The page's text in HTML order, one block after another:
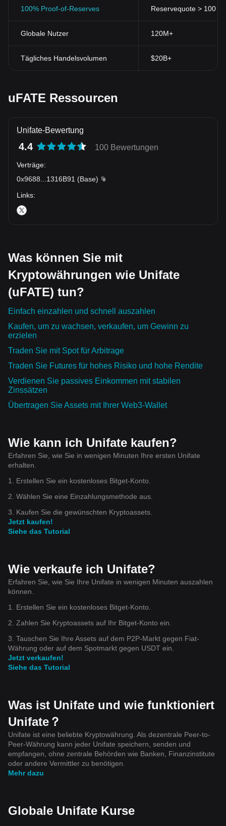
100% Proof-of-Reserves Reservequote > 100
Globale Nutzer 120M+
Tägliches Handelsvolumen $20B+
uFATE Ressourcen
Unifate-Bewertung
4.4 100 Bewertungen
Verträge:
0x9688
1316B91 (Base)
Links:
Was können Sie mit
Kryptowährungen wie Unifate
(uFATE) tun?
Einfach einzahlen und schnell auszahlen
Kaufen, um zu wachsen, verkaufen, um Gewinn zu
erzielen
Traden Sie mit Spot für Arbitrage
Traden Sie Futures für hohes Risiko und hohe Rendite
Verdienen Sie passives Einkommen mit stabilen
Zinssätzen
Übertragen Sie Assets mit Ihrer Web3-Wallet
Wie kann ich Unifate kaufen?
Erfahren Sie, wie Sie in wenigen Minuten Ihre ersten Unifate
erhalten.
1. Erstellen Sie ein kostenloses Bitget-Konto.
2. Wählen Sie eine Einzahlungsmethode aus.
3. Kaufen Sie die gewünschten Kryptoassets.
Jetzt kaufen!
Siehe das Tutorial
Wie verkaufe ich Unifate?
Erfahren Sie, wie Sie Ihre Unifate in wenigen Minuten auszahlen
können.
1. Erstellen Sie ein kostenloses Bitget-Konto.
2. Zahlen Sie Kryptoassets auf Ihr Bitget-Konto ein.
3. Tauschen Sie Ihre Assets auf dem P2P-Markt gegen Fiat-
Währung oder auf dem Spotmarkt gegen USDT ein.
Jetzt verkaufen!
Siehe das Tutorial
Was ist Unifate und wie funktioniert
Unifate？
Unifate ist eine beliebte Kryptowährung. Als dezentrale Peer-to-
Peer-Währung kann jeder Unifate speichern, senden und
empfangen, ohne zentrale Behörden wie Banken, Finanzinstitute
oder andere Vermittler zu benötigen.
Mehr dazu
Globale Unifate Kurse